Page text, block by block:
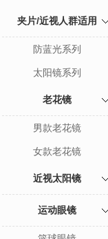
夹片/近视人群适用
防蓝光系列
太阳镜系列
老花镜
男款老花镜
女款老花镜
近视太阳镜
运动眼镜